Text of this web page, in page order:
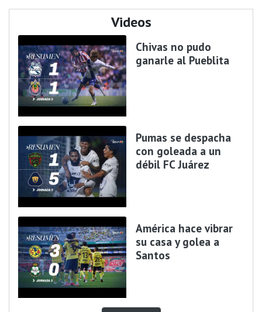
Videos
Chivas no pudo
ganarle al Pueblita
Pumas se despacha
con goleada a un
débil FC Juárez
América hace vibrar
su casa y golea a
Santos